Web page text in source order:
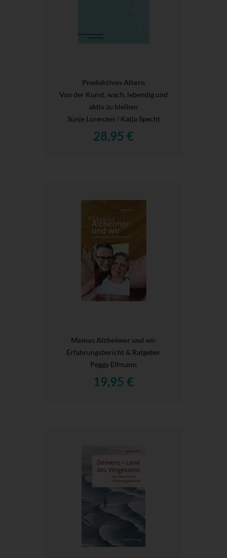
Produktives Altern
Von der Kunst, wach, lebendig und
aktiv zu bleiben
Sünje Lorenzen / Katja Specht
28,95 €
Mamas Alzheimer und wir
Erfahrungsbericht & Ratgeber
Peggy Elfmann
19,95 €